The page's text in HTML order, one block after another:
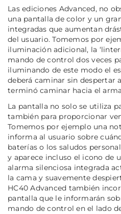
Las ediciones Advanced, no
una pantalla de color y un
integradas que aumentan
del usuario. Tomemos por
iluminación adicional, la
mando de control dos veces
iluminando de este modo el
deberá caminar sin despertar
terminó caminar hacia el
La pantalla no solo se utiliza
también para proporcionar
Tomemos por ejemplo una
informa al usuario sobre
baterías o los saludos
y aparece incluso el icono de
alarma silenciosa integrada
la cama y suavemente
HC40 Advanced también
pantalla que le informarán
mando de control en el lado